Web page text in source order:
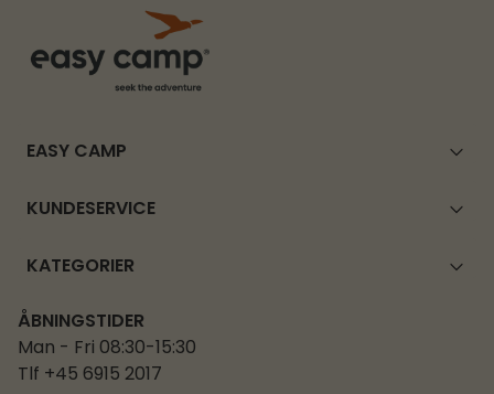
EASY CAMP
KUNDESERVICE
KATEGORIER
ÅBNINGSTIDER
Man - Fri 08:30-15:30
Tlf +45 6915 2017